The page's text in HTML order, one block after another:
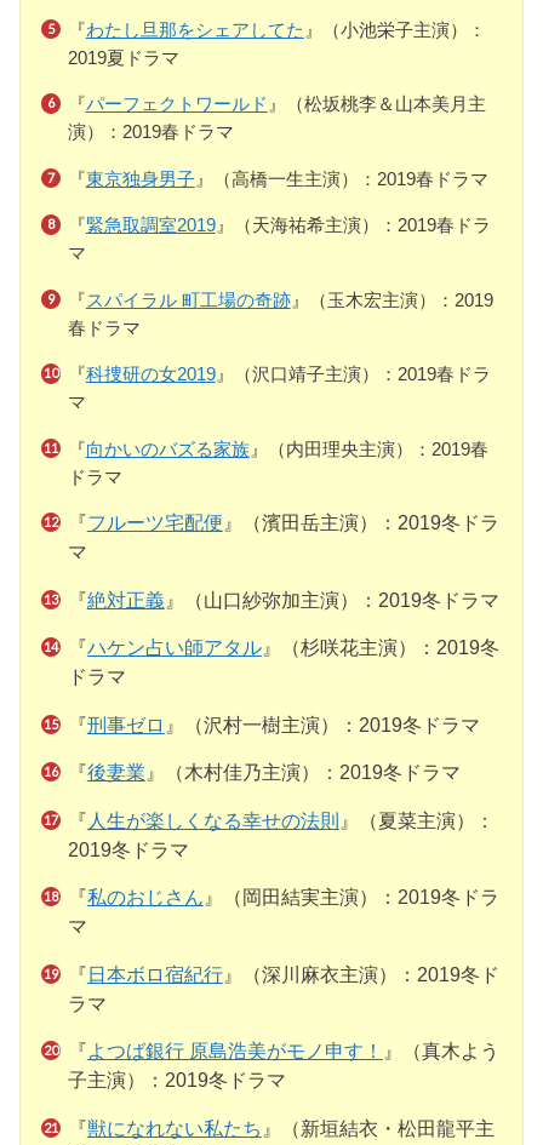
『わたし旦那をシェアしてた 』（小池栄子主演）：
2019夏ドラマ
『パーフェクトワールド 』（松坂桃李＆山本美月主
演）：2019春ドラマ
『東京独身男子』（高橋一生主演）：2019春ドラマ
『緊急取調室2019』（天海祐希主演）：2019春ドラ
マ
『スパイラル 町工場の奇跡』（玉木宏主演）：2019
春ドラマ
『科捜研の女2019』（沢口靖子主演）：2019春ドラ
マ
『向かいのバズる家族』（内田理央主演）：2019春
ドラマ
『フルーツ宅配便 』（濱田岳主演）：2019冬ドラ
マ
『絶対正義』（山口紗弥加主演）：2019冬ドラマ
『ハケン占い師アタル』（杉咲花主演）：2019冬
ドラマ
『刑事ゼロ 』（沢村一樹主演）：2019冬ドラマ
『後妻業 』（木村佳乃主演）：2019冬ドラマ
『 人生が楽しくなる幸せの法則 』（夏菜主演）：
2019冬ドラマ
『私のおじさん 』（岡田結実主演）：2019冬ドラ
マ
『 日本ボロ宿紀行』（深川麻衣主演）：2019冬ド
ラマ
『よつば銀行 原島浩美がモノ申す！
』（真木よう
子主演）：2019冬ドラマ
『獣になれない私たち 』（新垣結衣・松田龍平主